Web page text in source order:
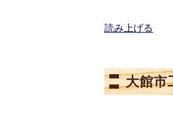
読み上げる
大館市